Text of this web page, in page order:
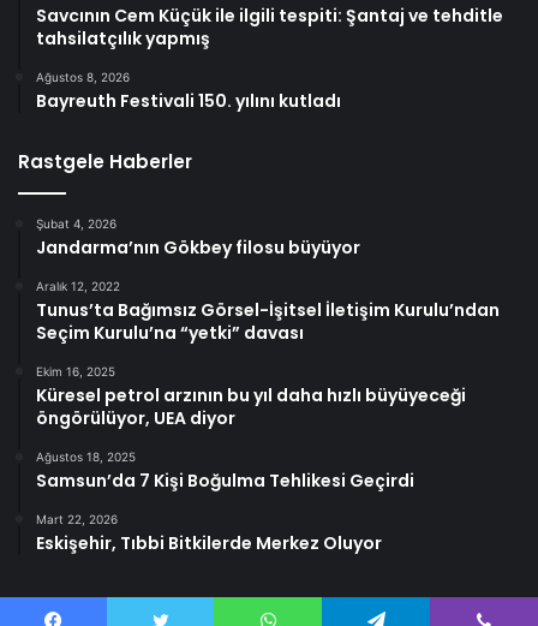
Savcının Cem Küçük ile ilgili tespiti: Şantaj ve tehditle
tahsilatçılık yapmış
Ağustos 8, 2026
Bayreuth Festivali 150. yılını kutladı
Rastgele Haberler
Şubat 4, 2026
Jandarma’nın Gökbey filosu büyüyor
Aralık 12, 2022
Tunus’ta Bağımsız Görsel-İşitsel İletişim Kurulu’ndan
Seçim Kurulu’na “yetki” davası
Ekim 16, 2025
Küresel petrol arzının bu yıl daha hızlı büyüyeceği
öngörülüyor, UEA diyor
Ağustos 18, 2025
Samsun’da 7 Kişi Boğulma Tehlikesi Geçirdi
Mart 22, 2026
Eskişehir, Tıbbi Bitkilerde Merkez Oluyor